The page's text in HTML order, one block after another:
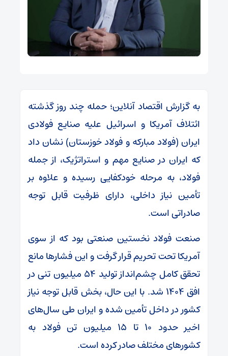
به گزارش اقتصاد آنلاین؛ حمله چند روز گذشته
ائتلاف آمریکا و اسرائیل علیه صنایع فولادی
ایران (فولاد مبارکه و فولاد خوزستان) نشان داد
که ایران در صنایع مهم و استراتژیک، از جمله
فولاد، به مرحله خودکفایی رسیده و علاوه بر
تأمین نیاز داخلی، دارای ظرفیت قابل توجه
صادراتی است.
صنعت فولاد نخستین صنعتی بود که از سوی
آمریکا تحت تحریم قرار گرفت و این فشارها مانع
تحقق کامل چشم‌انداز تولید ۵۴ میلیون تنی در
افق ۱۴۰۴ شد. با این حال، بخش قابل توجه نیاز
کشور در داخل تأمین شده و ایران طی سال‌های
اخیر حدود ۱۰ تا ۱۵ میلیون تن فولاد به
کشورهای مختلف صادر کرده است.